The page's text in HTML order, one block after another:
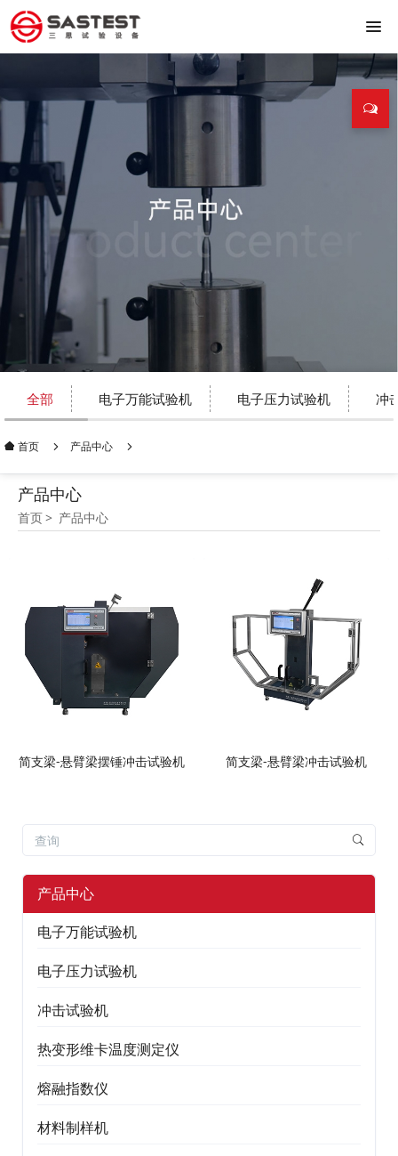
全部 电子万能试验机 电子压力试验机 冲
首页 产品中心
产品中心
首页 产品中心
简支梁-悬臂梁摆锤冲击试验机 简支梁-悬臂梁冲击试验机
产品中心
电子万能试验机
电子压力试验机
冲击试验机
热变形维卡温度测定仪
熔融指数仪
材料制样机